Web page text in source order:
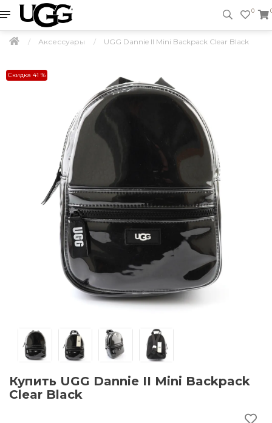
0
Аксессуары UGG Dannie II Mini Backpack Clear Black
Скидка 41 %
Купить UGG Dannie II Mini Backpack
Clear Black